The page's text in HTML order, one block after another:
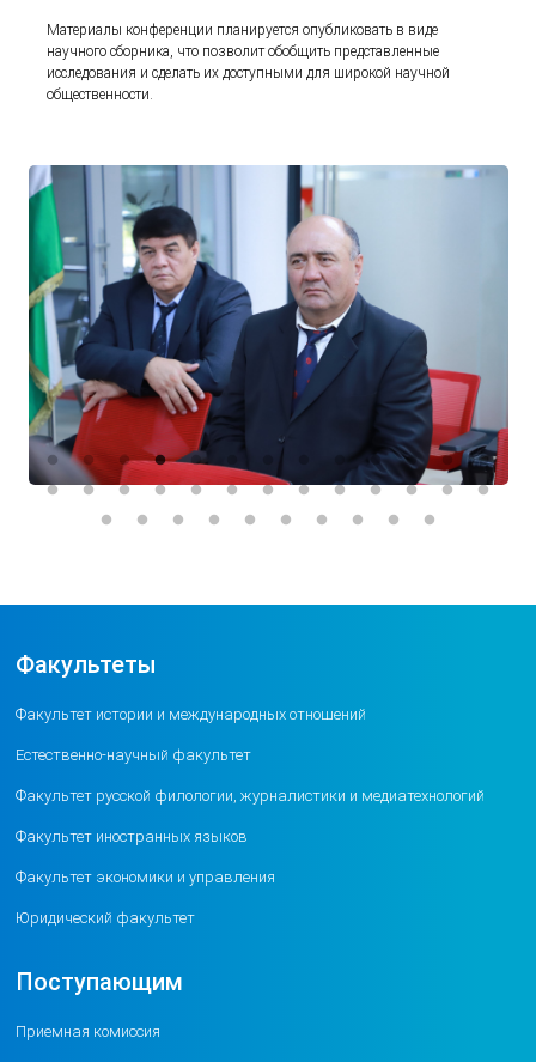
Материалы конференции планируется опубликовать в виде
научного сборника, что позволит обобщить представленные
исследования и сделать их доступными для широкой научной
общественности.
Факультеты
Факультет истории и международных отношений
Естественно-научный факультет
Факультет русской филологии, журналистики и медиатехнологий
Факультет иностранных языков
Факультет экономики и управления
Юридический факультет
Поступающим
Приемная комиссия